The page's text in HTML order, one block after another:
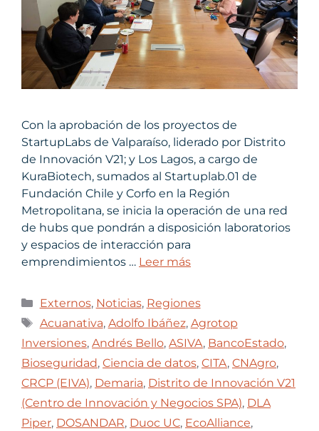
Con la aprobación de los proyectos de
StartupLabs de Valparaíso, liderado por Distrito
de Innovación V21; y Los Lagos, a cargo de
KuraBiotech, sumados al Startuplab.01 de
Fundación Chile y Corfo en la Región
Metropolitana, se inicia la operación de una red
de hubs que pondrán a disposición laboratorios
y espacios de interacción para
emprendimientos … Leer más
Externos, Noticias, Regiones
Acuanativa, Adolfo Ibáñez, Agrotop
Inversiones, Andrés Bello, ASIVA, BancoEstado,
Bioseguridad, Ciencia de datos, CITA, CNAgro,
CRCP (EIVA), Demaria, Distrito de Innovación V21
(Centro de Innovación y Negocios SPA), DLA
Piper, DOSANDAR, Duoc UC, EcoAlliance,